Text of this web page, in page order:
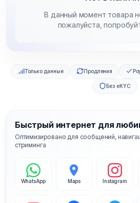
В данный момент товара
пожалуйста,
Только данные Продления
Без eKYC
Быстрый интернет для
Оптимизировано для сообщений,
стриминга
WhatsApp Maps Instagram